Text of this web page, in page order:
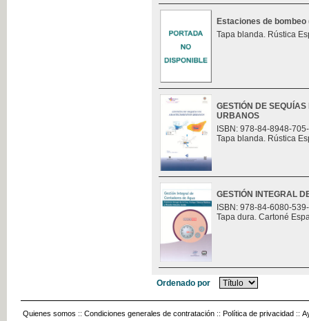
Estaciones de bombeo
Tapa blanda. Rústica
GESTIÓN DE
URBANOS
ISBN: 978-84-8948-
Tapa blanda. Rústica
GESTIÓN INTEGRAL
ISBN: 978-84-6080-
Tapa dura. Cartoné
Ordenado por
Quienes somos :: Condiciones generales de contratación :: Política de privacidad ::